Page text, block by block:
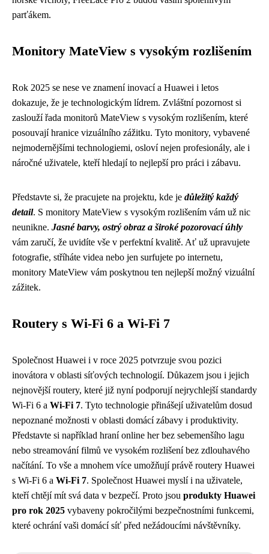
parťákem.
Monitory MateView s vysokým rozlišením
Rok 2025 se nese ve znamení inovací a Huawei i letos
dokazuje, že je technologickým lídrem. Zvláštní pozornost si
zaslouží řada monitorů MateView s vysokým rozlišením, které
posouvají hranice vizuálního zážitku. Tyto monitory, vybavené
nejmodernějšími technologiemi, osloví nejen profesionály, ale i
náročné uživatele, kteří hledají to nejlepší pro práci i zábavu.
Představte si, že pracujete na projektu, kde je důležitý každý
detail. S monitory MateView s vysokým rozlišením vám už nic
neunikne. Jasné barvy, ostrý obraz a široké pozorovací úhly
vám zaručí, že uvidíte vše v perfektní kvalitě. Ať už upravujete
fotografie, stříháte videa nebo jen surfujete po internetu,
monitory MateView vám poskytnou ten nejlepší možný vizuální
zážitek.
Routery s Wi-Fi 6 a Wi-Fi 7
Společnost Huawei i v roce 2025 potvrzuje svou pozici
inovátora v oblasti síťových technologií. Důkazem jsou i jejich
nejnovější routery, které již nyní podporují nejrychlejší standardy
Wi-Fi 6 a Wi-Fi 7. Tyto technologie přinášejí uživatelům dosud
nepoznané možnosti v oblasti domácí zábavy i produktivity.
Představte si například hraní online her bez sebemenšího lagu
nebo streamování filmů ve vysokém rozlišení bez zdlouhavého
načítání. To vše a mnohem více umožňují právě routery Huawei
s Wi-Fi 6 a Wi-Fi 7. Společnost Huawei myslí i na uživatele,
kteří chtějí mít svá data v bezpečí. Proto jsou produkty Huawei
pro rok 2025 vybaveny pokročilými bezpečnostními funkcemi,
které ochrání vaši domácí síť před nežádoucími návštěvníky.